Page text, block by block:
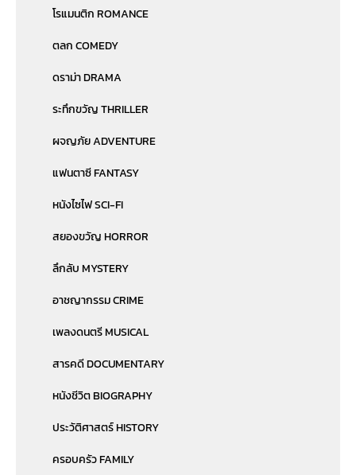
โรแมนติก ROMANCE
ตลก COMEDY
ดราม่า DRAMA
ระทึกขวัญ THRILLER
ผจญภัย ADVENTURE
แฟนตาซี FANTASY
หนังไซไฟ SCI-FI
สยองขวัญ HORROR
ลึกลับ MYSTERY
อาชญากรรม CRIME
เพลงดนตรี MUSICAL
สารคดี DOCUMENTARY
หนังชีวิต BIOGRAPHY
ประวัติศาสตร์ HISTORY
ครอบครัว FAMILY